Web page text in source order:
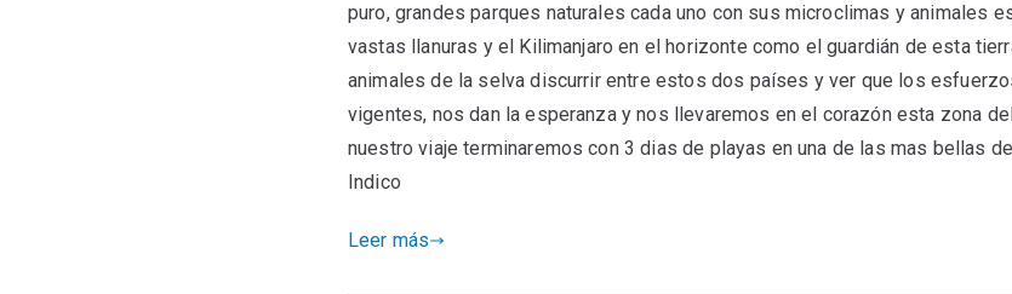
puro, grandes parques naturales cada uno con sus microclimas y animales
vastas llanuras y el Kilimanjaro en el horizonte como el guardián de esta
animales de la selva discurrir entre estos dos países y ver que los
vigentes, nos dan la esperanza y nos llevaremos en el corazón esta zona
nuestro viaje terminaremos con 3 dias de playas en una de las mas bellas
Indico
Leer más